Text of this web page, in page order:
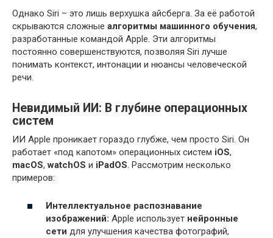
Однако Siri – это лишь верхушка айсберга. За её работой
скрываются сложные алгоритмы машинного обучения,
разработанные командой Apple. Эти алгоритмы
постоянно совершенствуются, позволяя Siri лучше
понимать контекст, интонации и нюансы человеческой
речи.
Невидимый ИИ: В глубине операционных
систем
ИИ Apple проникает гораздо глубже, чем просто Siri. Он
работает «под капотом» операционных систем iOS,
macOS,watchOS и iPadOS. Рассмотрим несколько
примеров:
Интеллектуальное распознавание
изображений: Apple использует нейронные
сети для улучшения качества фотографий,